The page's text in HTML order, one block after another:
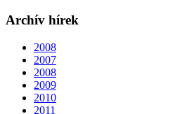
Archív hírek
2008
2007
2008
2009
2010
2011